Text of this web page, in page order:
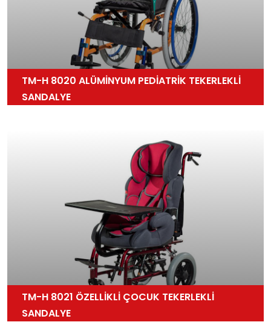
TM-H 8020 ALÜMİNYUM PEDİATRİK TEKERLEKLİ
SANDALYE
TM-H 8021 ÖZELLİKLİ ÇOCUK TEKERLEKLİ
SANDALYE